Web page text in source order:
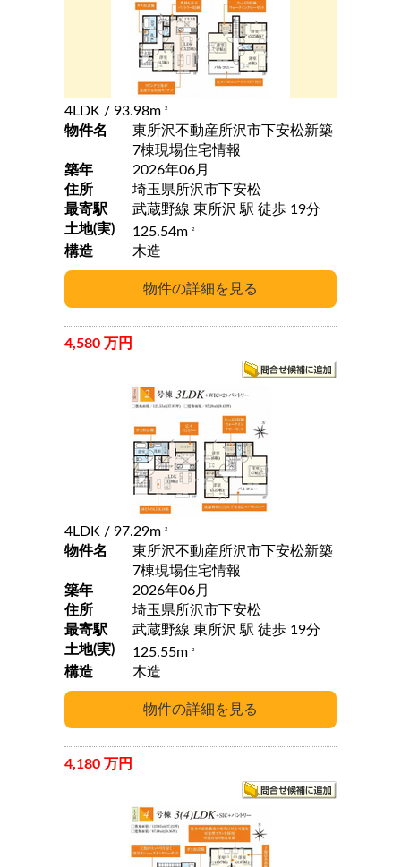
4LDK / 93.98m 2
物件名
東所沢不動産所沢市下安松新築
7棟現場住宅情報
築年
2026年06月
住所
埼玉県所沢市下安松
最寄駅
武蔵野線 東所沢 駅 徒歩 19分
土地(実)
125.54m 2
構造 木造
4,580 万円
4LDK / 97.29m 2
物件名
東所沢不動産所沢市下安松新築
7棟現場住宅情報
築年
2026年06月
住所
埼玉県所沢市下安松
最寄駅
武蔵野線 東所沢 駅 徒歩 19分
土地(実)
125.55m 2
構造 木造
4,180 万円